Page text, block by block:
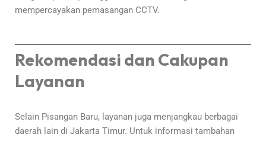
mempercayakan pemasangan CCTV.
Rekomendasi dan Cakupan
Layanan
Selain Pisangan Baru, layanan juga menjangkau berbagai
daerah lain di Jakarta Timur. Untuk informasi tambahan